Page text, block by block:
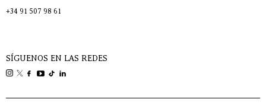
+34 91 507 98 61
SÍGUENOS EN LAS REDES